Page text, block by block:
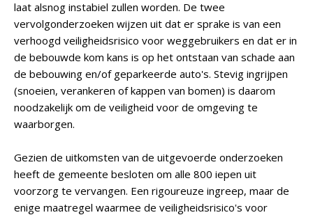
laat alsnog instabiel zullen worden. De twee
vervolgonderzoeken wijzen uit dat er sprake is van een
verhoogd veiligheidsrisico voor weggebruikers en dat er in
de bebouwde kom kans is op het ontstaan van schade aan
de bebouwing en/of geparkeerde auto's. Stevig ingrijpen
(snoeien, verankeren of kappen van bomen) is daarom
noodzakelijk om de veiligheid voor de omgeving te
waarborgen.
Gezien de uitkomsten van de uitgevoerde onderzoeken
heeft de gemeente besloten om alle 800 iepen uit
voorzorg te vervangen. Een rigoureuze ingreep, maar de
enige maatregel waarmee de veiligheidsrisico's voor